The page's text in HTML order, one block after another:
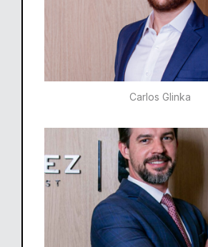
Carlos Glinka